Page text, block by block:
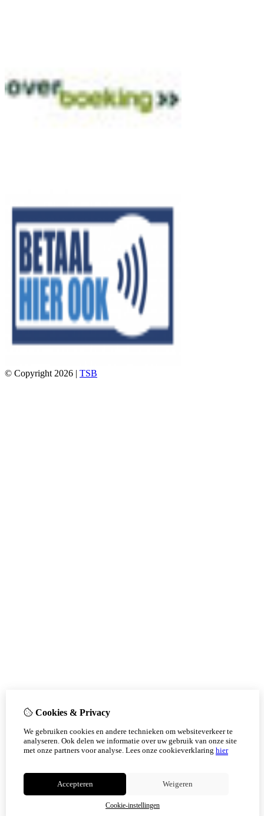
© Copyright 2026 | TSB
Cookies & Privacy
We gebruiken cookies en andere technieken om websiteverkeer te
analyseren. Ook delen we informatie over uw gebruik van onze site
met onze partners voor analyse. Lees onze cookieverklaring hier
Accepteren Weigeren
Cookie-instellingen